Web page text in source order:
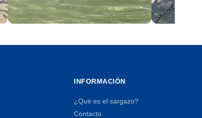
4 playas 4 playas
INFORMACIÓN
¿Qué es el sargazo?
Contacto